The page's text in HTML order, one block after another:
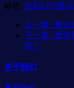
标签: 全彩LED显
上一篇 : 舞台
下一篇 : 跟
势？
关于我们